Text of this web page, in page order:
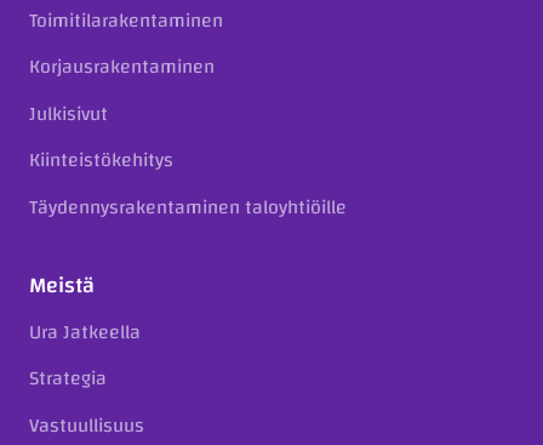
Toimitilarakentaminen
Korjausrakentaminen
Julkisivut
Kiinteistökehitys
Täydennysrakentaminen taloyhtiöille
Meistä
Ura Jatkeella
Strategia
Vastuullisuus